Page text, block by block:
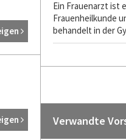
Ein Frauenarzt ist
Frauenheilkunde
behandelt in der
Verwandte